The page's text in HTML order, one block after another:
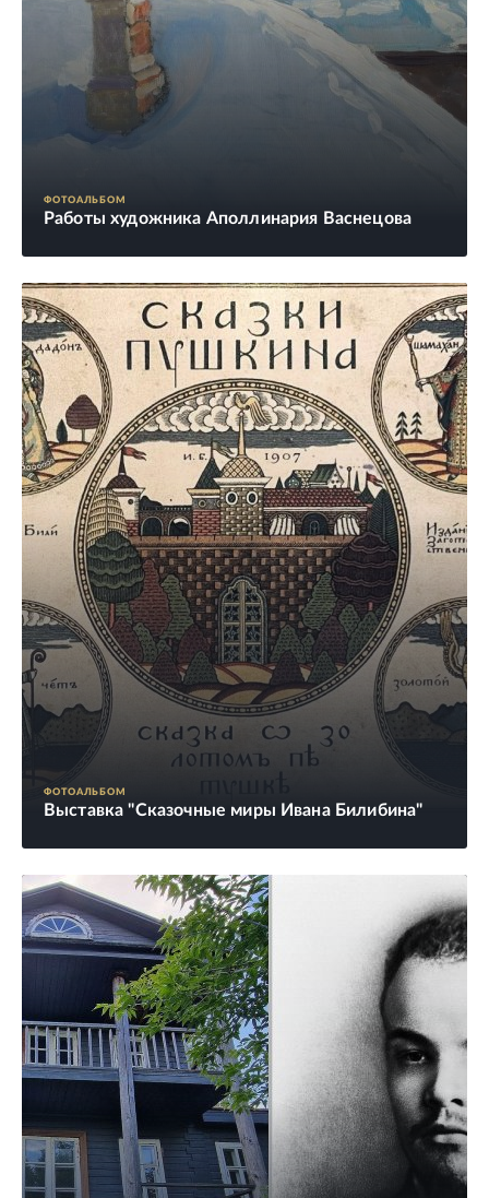
ФОТОАЛЬБОМ
Работы художника Аполлинария Васнецова
ФОТОАЛЬБОМ
Выставка "Сказочные миры Ивана Билибина"